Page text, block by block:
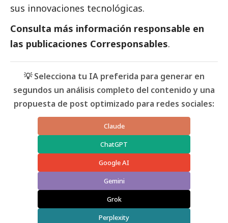
sus innovaciones tecnológicas.
Consulta más información responsable en
las publicaciones Corresponsables.
💡 Selecciona tu IA preferida para generar en
segundos un análisis completo del contenido y una
propuesta de post optimizado para redes sociales:
Claude
ChatGPT
Google AI
Gemini
Grok
Perplexity